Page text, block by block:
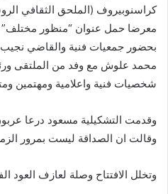
كراسنوبيروف (الملحق الثقافي
بحضور جمعيات فنية والقاضي نجيب
محمد علوش مع وفد من الملتقى
شخصيات فنية واعلامية ومهتمين
وقدمت التشكيلية مسعود درعا
وقالت ان الصداقة ليست بمرور
وتخلل الافتتاح وصلة لعازف العود